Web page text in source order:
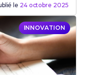
le 24 octobre 2025
INNOVATION